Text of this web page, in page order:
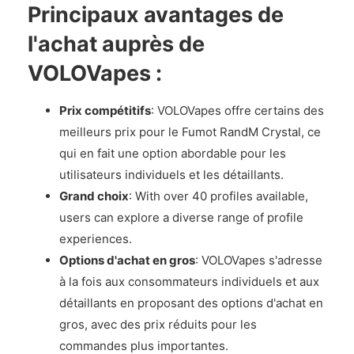
Principaux avantages de
l'achat auprès de
VOLOVapes :
Prix compétitifs: VOLOVapes offre certains des
meilleurs prix pour le Fumot RandM Crystal, ce
qui en fait une option abordable pour les
utilisateurs individuels et les détaillants.
Grand choix: With over 40 profiles available,
users can explore a diverse range of profile
experiences.
Options d'achat en gros: VOLOVapes s'adresse
à la fois aux consommateurs individuels et aux
détaillants en proposant des options d'achat en
gros, avec des prix réduits pour les
commandes plus importantes.